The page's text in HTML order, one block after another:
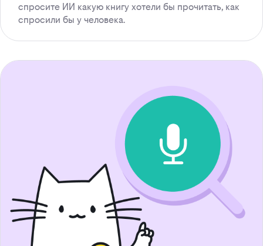
спросите ИИ какую книгу хотели бы прочитать, как
спросили бы у человека.